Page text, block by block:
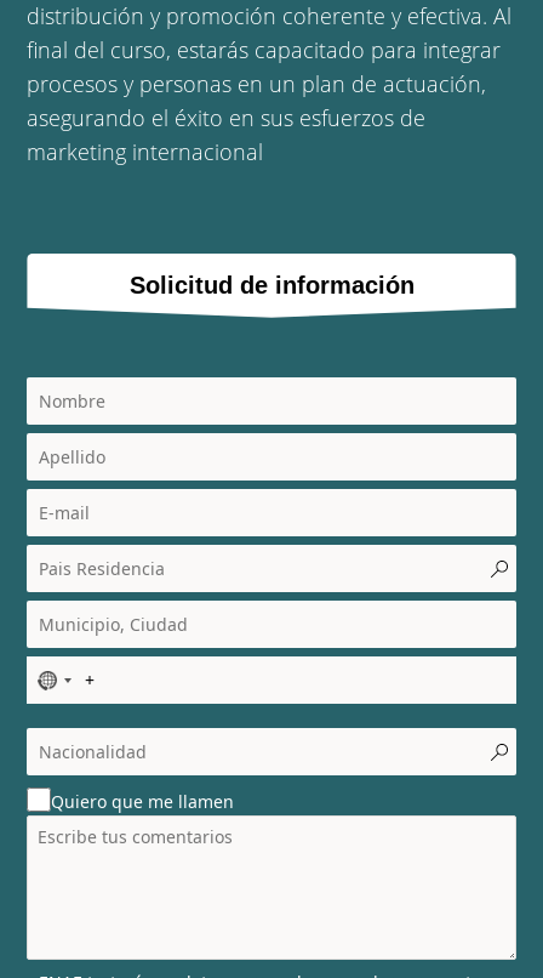
distribución y promoción coherente y efectiva. Al
final del curso, estarás capacitado para integrar
procesos y personas en un plan de actuación,
asegurando el éxito en sus esfuerzos de
marketing internacional
Solicitud de información
N
o
c
o
u
n
t
l
Quiero que me llamen